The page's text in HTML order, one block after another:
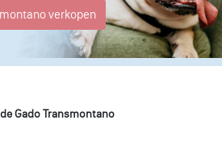
verkopen
Gado Transmontano